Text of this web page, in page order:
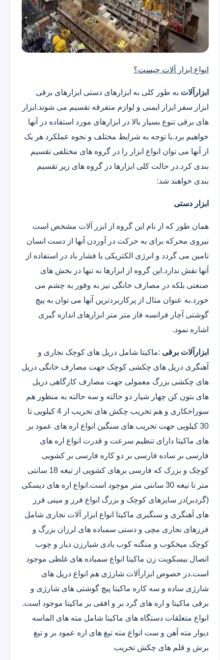
انواع ابزار آلات چیست؟
ابزارآلات به طور کلی به ابزارهای دستی ابزارهای برقی
ابزار سفر ابزار ایمنی و لوازم متفرقه تقسیم می شوند.ابزار
های برقی تنوع بسیار بالا در ابزارهای مورد استفاده در آنها
خواهیم برد.با توجه به شرایط مختلف و نحوه عملکرد هر یک
از آنها می توان انواع ابزار را در گروه های مختلفی تقسیم
بندی کرد.در حالت کلی ابزارها در گروه های زیر تقسیم
بندی خواهند شد:
ابزار دستی
همان طور که از نام این گروه از ابزر آلات مشخص است
نیروی محرکه برای به حرکت در آوردن آنها از دست انسان
تامین می گردد و انرژی الکتریکی یا فشار باد در استفاده از
آنها نقش ندارد.این گروه از ابزارها نه تنها در بخش های
صنعتی بلکه در مصارف خانگی نیز به وفور به چشم می
خورد.به عنوان مثال از پرکاربردترین آنها می توان به پیچ
گوشتی آچار فرانسه فاز متر متر ابزارهای اندازه گیری
اشاره نمود.
ابزارآلات برقی :ماکیتا شامل دریل های کوچک نجاری و
آهنگری دریل های چکشی کوچک جهت مصارف خانگی دریل
های چکشی بزرگ معمولی جهت مصارف کارگاهی دریل
های بتون کن چهار شیار دو حالته و سه حالته به منظور هم
سوراخکاری و هم تخریب چکش های تخریب از 4 کیلویی تا
30 کیلویی جهت تخریب های سنگین انواع اره های عمود بر
های ماکیتا دارای تنظیم سرعت و قدرت انواع اره های
فارسی بر ساده فارسی بر دو کاره فارسی بر کشویی
کوچک و بزرک که فارسی برهای کشویی از تیغه 18 سانتی
متر تا تیغه 30 سانتی متر موجود است.انواع اره های دیسکی
(گردبر)در سایزهای کوچک و بزرگ انواع فرز و مینی فرز
های آهنگری و سنگبری ماکیتا انواع ابزار آلات نجاری شامل
فرزهای نجاری مچی و دستی سمباده های لرزان بزرگ و
کوچک میخکوب و منگنه کوب بادی شیارزن دیار و چوب
اتصال بیسکویت زن ماکیتا انواع سمباده های غلطی موجود
است.در خصوص ابزارآلات شارژی هم انواع دریل های
شارژی ساده و سه کاره ماکیتا پیچ گوشتی های شارژی و
برقی ماکیتا و اره های گرد بر و افقی بر ماکیتا موجود است.
انواع متعلقات دستگاه های ماکیتا شامل مته های الماسه
دیوار مته آهن و ست انواع مته تیغ های اره عمود بر و تیغ
برش و قلم های چکش تخریب